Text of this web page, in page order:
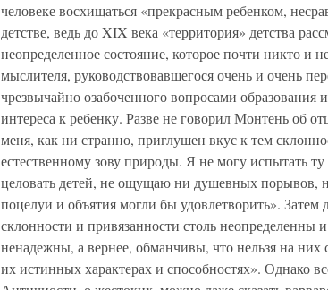
человеке восхищаться «прекрасным ребенком,
детстве, ведь до XIX века «территория» детства
неопределенное состояние, которое почти никто и
мыслителя, руководствовавшегося очень и очень
чрезвычайно озабоченного вопросами
интереса к ребенку. Разве не говорил Монтень об
меня, как ни странно, приглушен вкус к тем
естественному зову природы. Я не могу испытать ту
целовать детей, не ощущаю ни душевных порывов,
поцелуи и объятия могли бы удовлетворить». Затем
склонности и привязанности столь
ненадежны, а вернее, обманчивы, что нельзя на них
их истинных характерах и способностях». Однако